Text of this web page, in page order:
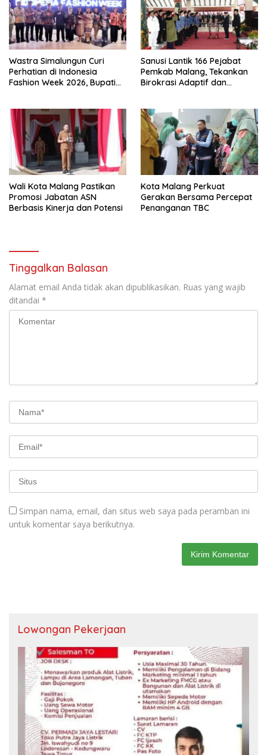
Wastra Simalungun Curi
Perhatian di Indonesia
Fashion Week 2026, Bupati
Sanusi Lantik 166 Pejabat
Pemkab Malang, Tekankan
Birokrasi Adaptif dan
Wali Kota Malang Pastikan
Promosi Jabatan ASN
Berbasis Kinerja dan Potensi
Kota Malang Perkuat
Gerakan Bersama Percepat
Penanganan TBC
Tinggalkan Balasan
Alamat email Anda tidak akan dipublikasikan. Ruas yang wajib
ditandai *
Simpan nama, email, dan situs web saya pada peramban ini
untuk komentar saya berikutnya.
Lowongan Pekerjaan